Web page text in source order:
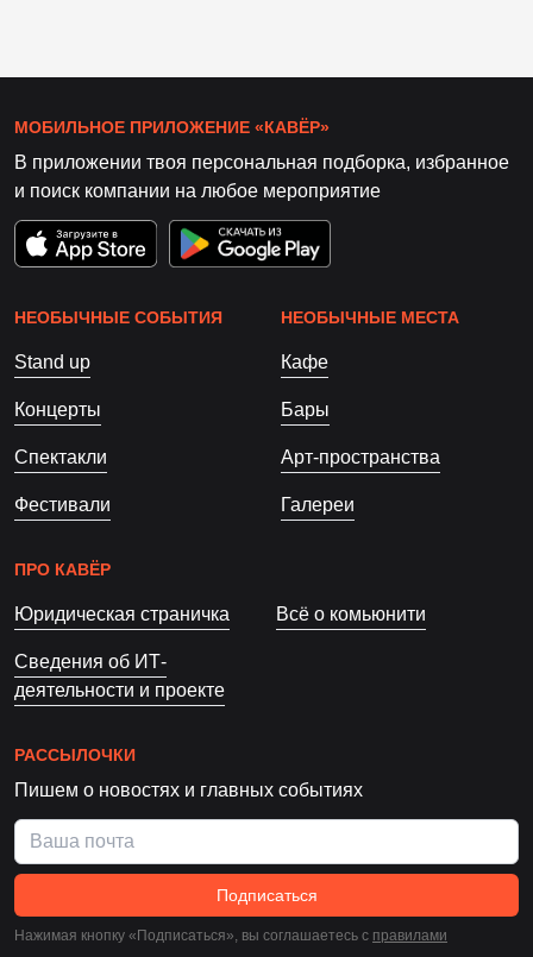
МОБИЛЬНОЕ ПРИЛОЖЕНИЕ «КАВЁР»
В приложении твоя персональная подборка, избранное
и поиск компании на любое мероприятие
НЕОБЫЧНЫЕ СОБЫТИЯ
Stand up
Концерты
Спектакли
Фестивали
НЕОБЫЧНЫЕ МЕСТА
Кафе
Бары
Арт-пространства
Галереи
ПРО КАВЁР
Юридическая страничка Всё о комьюнити
Сведения об ИТ-
деятельности и проекте
РАССЫЛОЧКИ
Пишем о новостях и главных событиях
Подписаться
Нажимая кнопку «Подписаться», вы соглашаетесь c правилами